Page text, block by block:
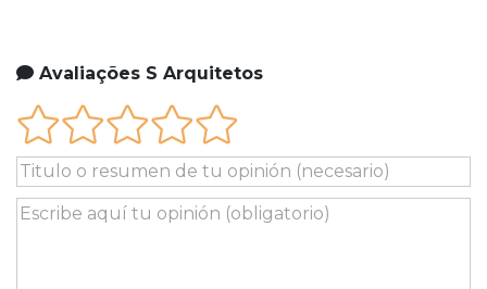
Avaliações S Arquitetos